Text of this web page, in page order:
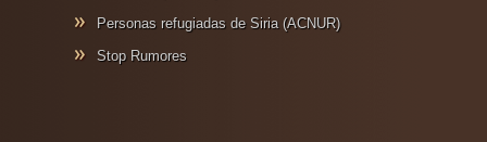
Personas refugiadas de Siria (ACNUR)
Stop Rumores